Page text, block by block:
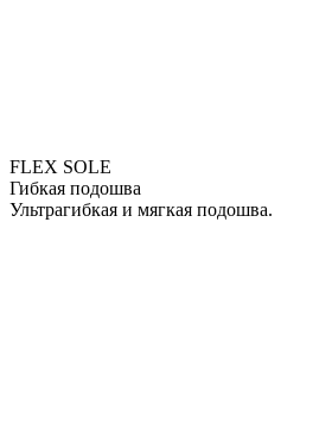
FLEX SOLE
Гибкая подошва
Ультрагибкая и мягкая подошва.